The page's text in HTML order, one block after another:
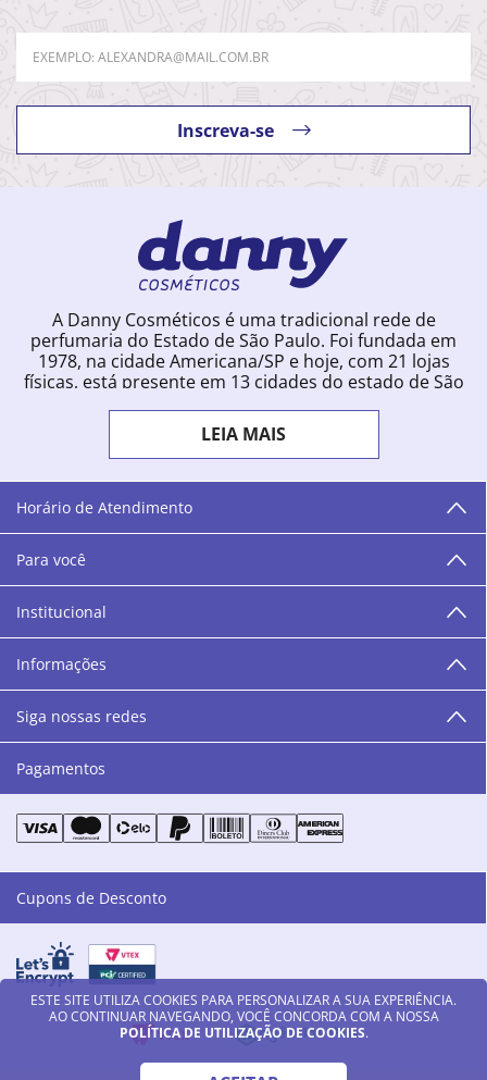
ESTE SITE UTILIZA COOKIES PARA PERSONALIZAR A SUA EXPERIÊNCIA.
AO CONTINUAR NAVEGANDO, VOCÊ CONCORDA COM A NOSSA
POLÍTICA DE UTILIZAÇÃO DE COOKIES.
Inscreva-se
A Danny Cosméticos é uma tradicional rede de
perfumaria do Estado de São Paulo. Foi fundada em
1978, na cidade Americana/SP e hoje, com 21 lojas
físicas, está presente em 13 cidades do estado de São
começou a vender para todo o território brasileiro.
Com uma infinidade de marcas e a filosofia de vender
produtos que vão do popular ao luxo, a Danny
Cosméticos mantém parceria com aproximadamente
300 grandes fornecedores e lançamentos diários na
área de beleza. São 12 centros técnicos que oferecem
programação semanal de cursos e encontros.
“O varejo corre nas nossas veias como nossos valores
humanos, éticos e morais. E que o branco e o azul anil,
as cores da Danny Cosméticos, possam continuar
transmitindo paz e harmonia para todos vocês!”
LEIA MAIS
Horário de Atendimento
Para você
Institucional
Informações
Siga nossas redes
Pagamentos
Cupons de Desconto